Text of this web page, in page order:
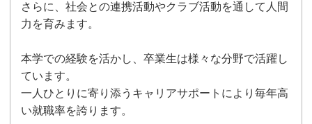
さらに、社会との連携活動やクラブ活動を通して人間
力を育みます。
本学での経験を活かし、卒業生は様々な分野で活躍し
ています。
一人ひとりに寄り添うキャリアサポートにより毎年高
い就職率を誇ります。